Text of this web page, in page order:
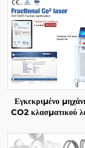
Εγκεκριμένο
CO2 κλασματικού
MMDSAP